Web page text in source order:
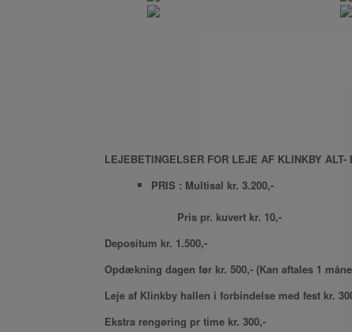
LEJEBETINGELSER FOR LEJE AF KLINKBY ALT-
PRIS : Multisal kr. 3.200,-
Pris pr. kuvert kr. 10,-
Depositum kr. 1.500,-
Opdækning dagen før kr. 500,- (Kan aftales 1
Leje af Klinkby hallen i forbindelse med fest kr.
Ekstra rengøring pr time kr. 300,-